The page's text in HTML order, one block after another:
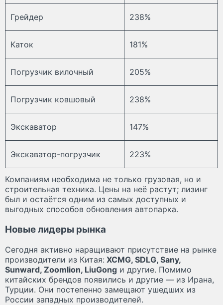
Грейдер 238%
Каток 181%
Погрузчик вилочный 205%
Погрузчик ковшовый 238%
Экскаватор 147%
Экскаватор-погрузчик 223%
Компаниям необходима не только грузовая, но и
строительная техника. Цены на неё растут; лизинг
был и остаётся одним из самых доступных и
выгодных способов обновления автопарка.
Новые лидеры рынка
Сегодня активно наращивают присутствие на рынке
производители из Китая: XCMG, SDLG, Sany,
Sunward, Zoomlion, LiuGong и другие. Помимо
китайских брендов появились и другие — из Ирана,
Турции. Они постепенно замещают ушедших из
России западных производителей.